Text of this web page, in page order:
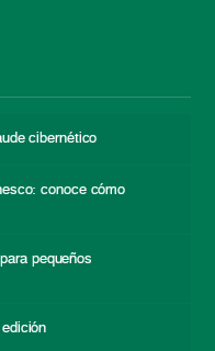
cibernético
conoce cómo
pequeños